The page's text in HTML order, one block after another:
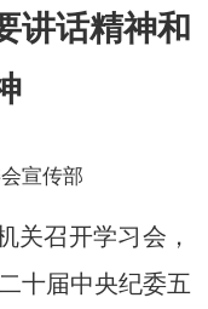
讲话精神和
宣传部
关召开学习会，
十届中央纪委五